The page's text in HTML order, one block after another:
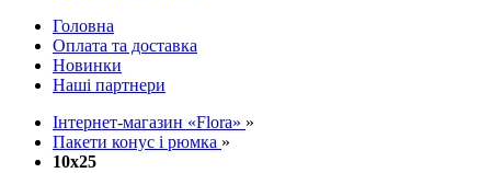
Головна
Оплата та доставка
Новинки
Наші партнери
Інтернет-магазин «Flora» »
Пакети конус і рюмка »
10х25